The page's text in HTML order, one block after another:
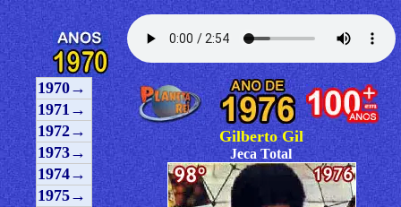
1970→
1971→
1972→
1973→
1974→
1975→
Gilberto Gil
Jeca Total